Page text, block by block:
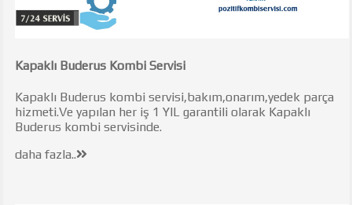
Kapaklı Buderus Kombi Servisi
Kapaklı Buderus kombi servisi,bakım,onarım,yedek parça
hizmeti.Ve yapılan her iş 1 YIL garantili olarak Kapaklı
Buderus kombi servisinde.
daha fazla..